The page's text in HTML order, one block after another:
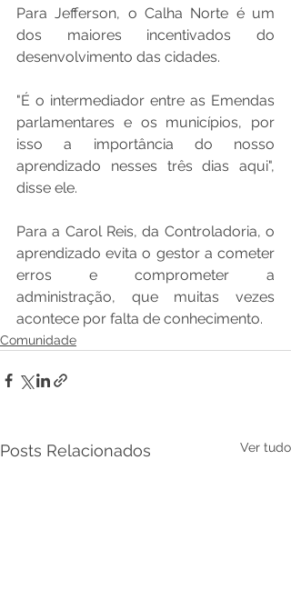
Para Jefferson, o Calha Norte é um
dos maiores incentivados do
desenvolvimento das cidades.
"É o intermediador entre as Emendas
parlamentares e os municípios, por
isso a importância do nosso
aprendizado nesses três dias aqui",
disse ele.
Para a Carol Reis, da Controladoria, o
aprendizado evita o gestor a cometer
erros e comprometer a
administração, que muitas vezes
acontece por falta de conhecimento.
Comunidade
Posts Relacionados Ver tudo